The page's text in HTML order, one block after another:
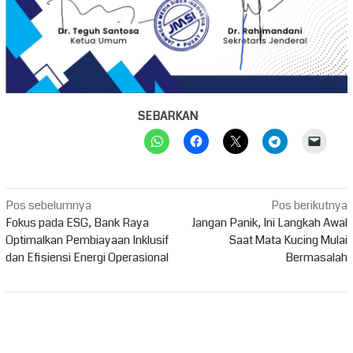
SEBARKAN
Navigasi
pos
Pos sebelumnya
Fokus pada ESG, Bank Raya
Optimalkan Pembiayaan Inklusif
dan Efisiensi Energi Operasional
Pos berikutnya
Jangan Panik, Ini Langkah Awal
Saat Mata Kucing Mulai
Bermasalah